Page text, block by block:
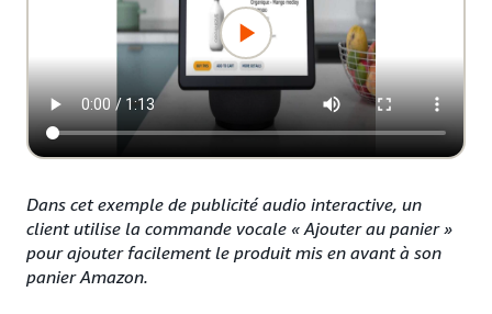
Dans cet exemple de publicité audio interactive, un
client utilise la commande vocale « Ajouter au panier »
pour ajouter facilement le produit mis en avant à son
panier Amazon.